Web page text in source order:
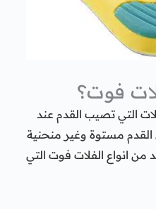
فوت؟
التي تصيب القدم عند
القدم مستوة وغير منحنية
من انواع الفلات فوت التي